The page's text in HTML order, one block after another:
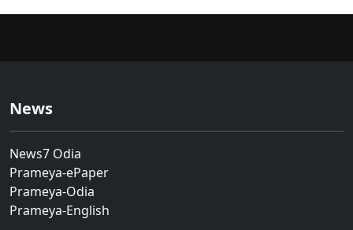
News
News7 Odia
Prameya-ePaper
Prameya-Odia
Prameya-English